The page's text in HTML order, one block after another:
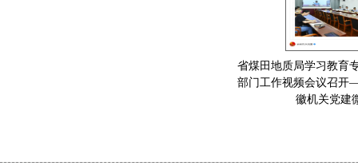
省煤田地质局学习教育
部门工作视频会议召开
徽机关党建